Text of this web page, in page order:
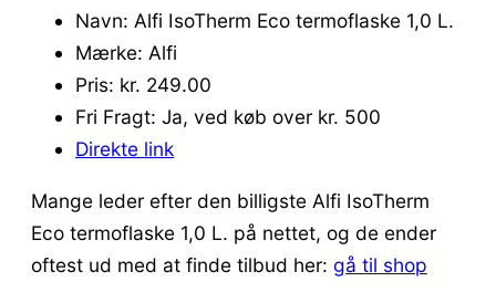
Navn: Alfi IsoTherm Eco termoflaske 1,0 L.
Mærke: Alfi
Pris: kr. 249.00
Fri Fragt: Ja, ved køb over kr. 500
Direkte link
Mange leder efter den billigste Alfi IsoTherm
Eco termoflaske 1,0 L. på nettet, og de ender
oftest ud med at finde tilbud her: gå til shop